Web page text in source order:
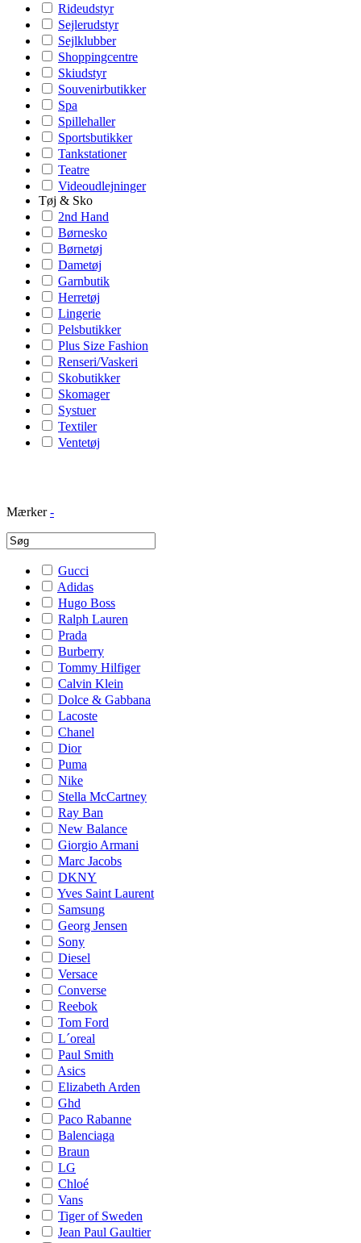
Rideudstyr
Sejlerudstyr
Sejlklubber
Shoppingcentre
Skiudstyr
Souvenirbutikker
Spa
Spillehaller
Sportsbutikker
Tankstationer
Teatre
Videoudlejninger
Tøj & Sko
2nd Hand
Børnesko
Børnetøj
Dametøj
Garnbutik
Herretøj
Lingerie
Pelsbutikker
Plus Size Fashion
Renseri/Vaskeri
Skobutikker
Skomager
Systuer
Textiler
Ventetøj
Mærker -
Gucci
Adidas
Hugo Boss
Ralph Lauren
Prada
Burberry
Tommy Hilfiger
Calvin Klein
Dolce & Gabbana
Lacoste
Chanel
Dior
Puma
Nike
Stella McCartney
Ray Ban
New Balance
Giorgio Armani
Marc Jacobs
DKNY
Yves Saint Laurent
Samsung
Georg Jensen
Sony
Diesel
Versace
Converse
Reebok
Tom Ford
L´oreal
Paul Smith
Asics
Elizabeth Arden
Ghd
Paco Rabanne
Balenciaga
Braun
LG
Chloé
Vans
Tiger of Sweden
Jean Paul Gaultier